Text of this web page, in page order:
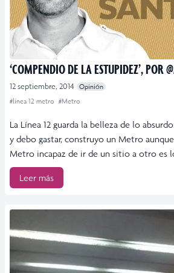
‘COMPENDIO DE LA ESTUPIDEZ’, POR
12 septiembre, 2014
Opinión
#línea 12 metro #Metro
La Línea 12 guarda la belleza de lo
y debo gastar, construyo un Metro aunque
Metro incapaz de ir de un sitio a otro es
Leer más